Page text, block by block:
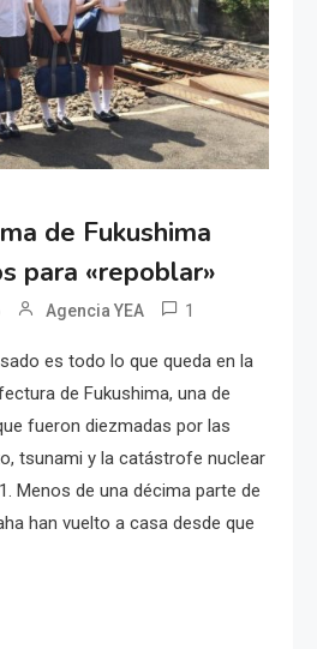
de Fukushima
para «repoblar»
Agencia YEA 1
es todo lo que queda en la
de Fukushima, una de
fueron diezmadas por las
tsunami y la catástrofe nuclear
Menos de una décima parte de
han vuelto a casa desde que